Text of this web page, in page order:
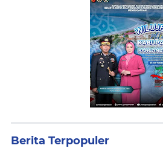
Berita Terpopuler